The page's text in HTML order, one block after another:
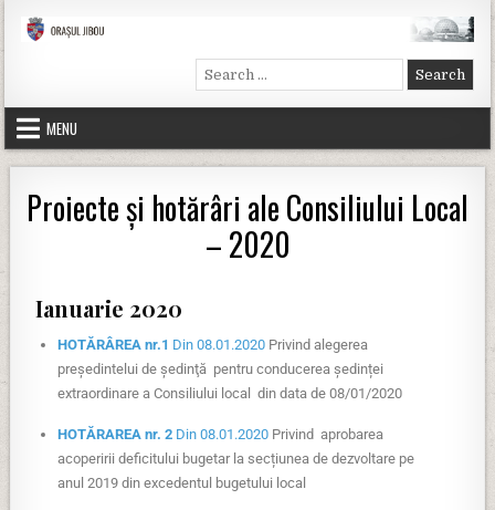
Primăria Jibou
Site-ul oficial al primăriei Jibou
Search for:
MENU
Proiecte şi hotărâri ale Consiliului Local
– 2020
Ianuarie 2020
HOTĂRÂREA nr.1 Din 08.01.2020 Privind alegerea
preşedintelui de şedinţă pentru conducerea ședinței
extraordinare a Consiliului local din data de 08/01/2020
HOTĂRAREA nr. 2 Din 08.01.2020 Privind aprobarea
acoperirii deficitului bugetar la secțiunea de dezvoltare pe
anul 2019 din excedentul bugetului local